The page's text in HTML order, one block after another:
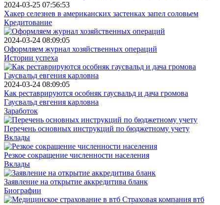
2024-03-25 07:56:53
Хакер селезнев в американских застенках запел соловьем
Кредитование
2024-03-24 08:09:05
Оформляем журнал хозяйственных операций
Истории успеха
2024-03-24 08:09:05
Как реставрируются особняк гаусвальд и дача громова
Гаусвальд евгения карловна
Заработок
Перечень основных инструкций по бюджетному учету
Вклады
Резкое сокращение численности населения
Вклады
Заявление на открытие аккредитива бланк
Биографии